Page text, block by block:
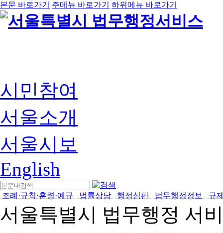
본문 바로가기 주메뉴 바로가기 하위메뉴 바로가기
시민참여
서울소개
서울시보
English
조례·규칙·훈령·예규 법률상담 행정심판 법무행정정보 규
서울특별시 법무행정 서